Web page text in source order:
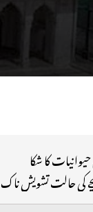
کا شکا
کی حالت تشویش ناک